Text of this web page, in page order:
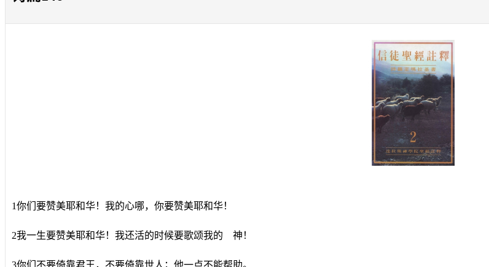
1你们要赞美耶和华！我的心哪，你要赞美耶和华！
2我一生要赞美耶和华！我还活的时候要歌颂我的 神！
3你们不要倚靠君王，不要倚靠世人；他一点不能帮助。